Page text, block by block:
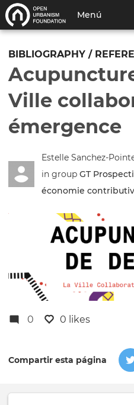
Menú
de
cuenta
de
usuario
Menú
Toggle
navigation
BIBLIOGRAPHY /
Ville
émergence
Estelle Sanchez-
in group GT
économie
0 0 likes
Compartir esta página